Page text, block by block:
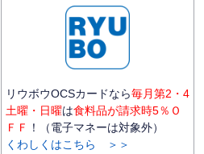
リウボウOCSカードなら毎月第2・4
土曜・日曜は食料品が請求時5％Ｏ
ＦＦ
！（電子マネーは対象外）
くわしくはこちら ＞＞